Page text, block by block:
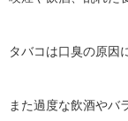
タバコは口臭の原因
また過度な飲酒やバ